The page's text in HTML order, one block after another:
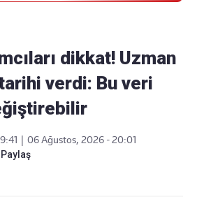
dikkat! Uzman
verdi: Bu veri
06 Ağustos, 2026 - 20:01
Paylaş